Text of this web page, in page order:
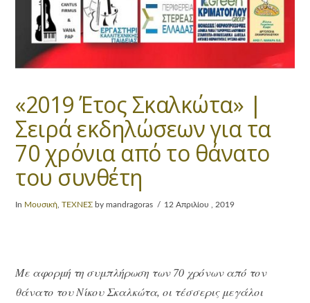
«2019 Έτος Σκαλκώτα» |
Σειρά εκδηλώσεων για τα
70 χρόνια από το θάνατο
του συνθέτη
In Μουσική ,ΤΕΧΝΕΣ by mandragoras 12 Απριλίου , 2019
Με αφορμή τη συμπλήρωση των 70 χρόνων από τον
θάνατο του Νίκου Σκαλκώτα, οι τέσσερις μεγάλοι